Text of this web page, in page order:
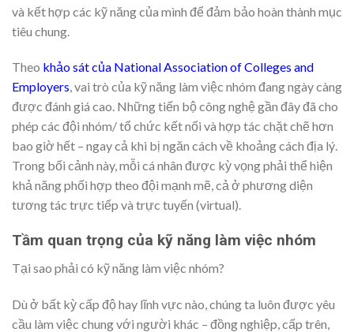
và kết hợp các kỹ năng của mình để đảm bảo hoàn thành mục
tiêu chung.
Theo khảo sát của National Association of Colleges and
Employers, vai trò của kỹ năng làm việc nhóm đang ngày càng
được đánh giá cao. Những tiến bộ công nghệ gần đây đã cho
phép các đội nhóm/ tổ chức kết nối và hợp tác chặt chẽ hơn
bao giờ hết – ngay cả khi bị ngăn cách về khoảng cách địa lý.
Trong bối cảnh này, mỗi cá nhân được kỳ vọng phải thể hiện
khả năng phối hợp theo đội mạnh mẽ, cả ở phương diện
tương tác trực tiếp và trực tuyến (virtual).
Tầm quan trọng của kỹ năng làm việc nhóm
Tại sao phải có kỹ năng làm việc nhóm?
Dù ở bất kỳ cấp độ hay lĩnh vực nào, chúng ta luôn được yêu
cầu làm việc chung với người khác – đồng nghiệp, cấp trên,